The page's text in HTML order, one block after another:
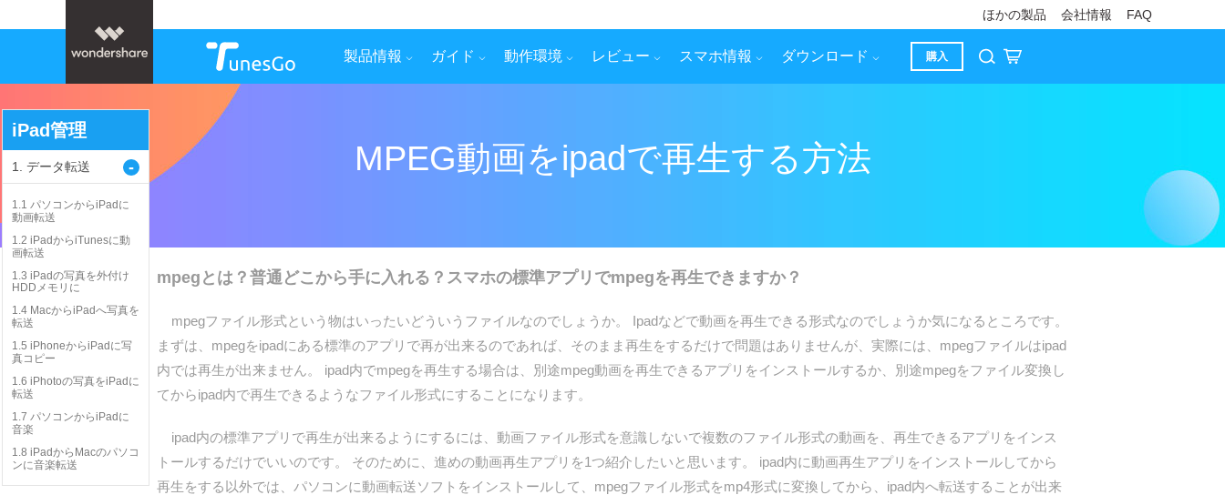
ほかの製品 会社情報 FAQ
製品情報 ガイド 動作環境 レビュー スマホ情報 ダウンロード 購入
MPEG動画をipadで再生する方法
mpegとは？普通どこから手に入れる？スマホの標準アプリでmpegを再生できますか？
mpegファイル形式という物はいったいどういうファイルなのでしょうか。 Ipadなどで動画を再生できる形式なのでしょうか気になるところです。
まずは、mpegをipadにある標準のアプリで再が出来るのであれば、そのまま再生をするだけで問題はありませんが、実際には、mpegファイルはipad
内では再生が出来ません。 ipad内でmpegを再生する場合は、別途mpeg動画を再生できるアプリをインストールするか、別途mpegをファイル変換し
てからipad内で再生できるようなファイル形式にすることになります。
ipad内の標準アプリで再生が出来るようにするには、動画ファイル形式を意識しないで複数のファイル形式の動画を、再生できるアプリをインス
トールするだけでいいのです。 そのために、進めの動画再生アプリを1つ紹介したいと思います。 ipad内に動画再生アプリをインストールしてから
再生をする以外では、パソコンに動画転送ソフトをインストールして、mpegファイル形式をmp4形式に変換してから、ipad内へ転送することが出来
iPad管理
1. データ転送 -
1.1 パソコンからiPadに
動画転送
1.2 iPadからiTunesに動
画転送
1.3 iPadの写真を外付け
HDDメモリに
1.4 MacからiPadへ写真を
転送
1.5 iPhoneからiPadに写
真コピー
1.6 iPhotoの写真をiPadに
転送
1.7 パソコンからiPadに
音楽
1.8 iPadからMacのパソコ
ンに音楽転送